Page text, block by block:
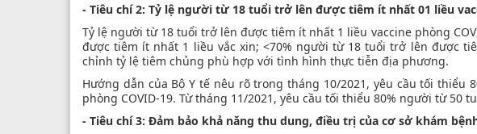
- Tiêu chí 2: Tỷ lệ người từ 18 tuổi trở lên được tiêm ít nhất 01 liều
Tỷ lệ người từ 18 tuổi trở lên được tiêm ít nhất 1 liều vaccine phòng
được tiêm ít nhất 1 liều vắc xin; <70% người từ 18 tuổi trở lên được
chỉnh tỷ lệ tiêm chủng phù hợp với tình hình thực tiễn địa phương.
Hướng dẫn của Bộ Y tế nêu rõ trong tháng 10/2021, yêu cầu tối
phòng COVID-19. Từ tháng 11/2021, yêu cầu tối thiểu 80% người từ 50
- Tiêu chí 3: Đảm bảo khả năng thu dung, điều trị của cơ sở khám